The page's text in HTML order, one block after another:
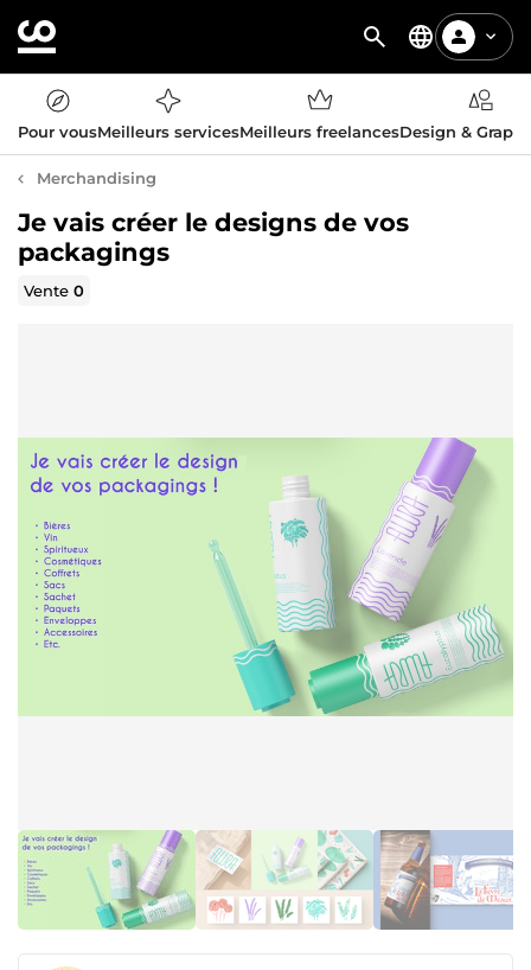
Pour vousMeilleurs servicesMeilleurs freelancesDesign &
Merchandising
Je vais créer le designs de vos
packagings
Vente0